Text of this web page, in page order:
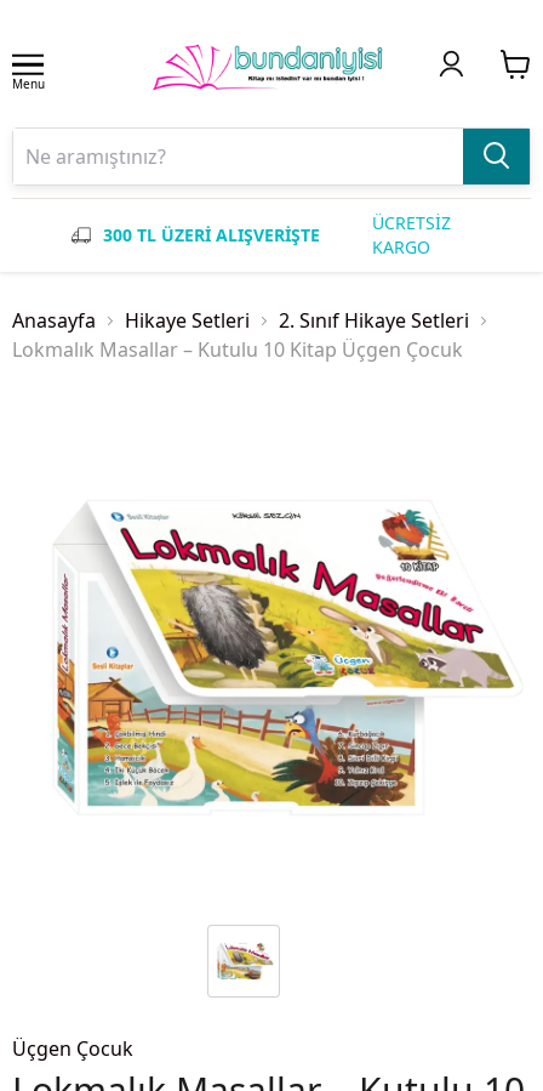
Menu
300 TL ÜZERİ ALIŞVERİŞTE
ÜCRETSİZ
KARGO
Anasayfa Hikaye Setleri
2. Sınıf Hikaye Setleri
Lokmalık Masallar – Kutulu 10 Kitap Üçgen Çocuk
Üçgen Çocuk